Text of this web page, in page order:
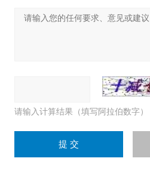
请输入计算结果（填写阿拉伯数字